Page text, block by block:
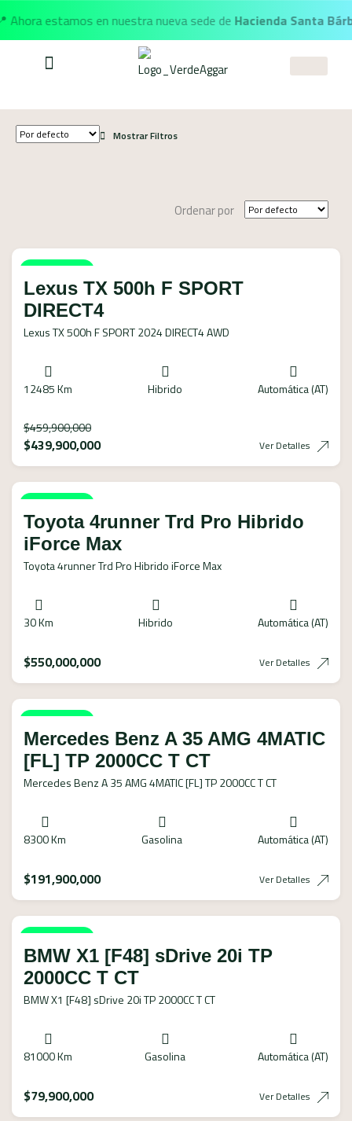
estamos en nuestra nueva sede deHacienda Santa
Mostrar Filtros
Ordenar por
Disponible
Lexus TX 500h F SPORT
DIRECT4
Lexus TX 500h F SPORT 2024 DIRECT4 AWD
12485 Km Hibrido Automática (AT)
$459,900,000
$439,900,000 Ver Detalles
Disponible
Toyota 4runner Trd Pro Hibrido
iForce Max
Toyota 4runner Trd Pro Hibrido iForce Max
30 Km Hibrido Automática (AT)
$550,000,000 Ver Detalles
Disponible
Mercedes Benz A 35 AMG 4MATIC
[FL] TP 2000CC T CT
Mercedes Benz A 35 AMG 4MATIC [FL] TP 2000CC T CT
8300 Km Gasolina Automática (AT)
$191,900,000 Ver Detalles
Disponible
BMW X1 [F48] sDrive 20i TP
2000CC T CT
BMW X1 [F48] sDrive 20i TP 2000CC T CT
81000 Km Gasolina Automática (AT)
$79,900,000 Ver Detalles